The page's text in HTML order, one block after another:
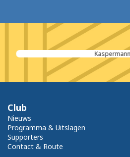
Kaspermann
Club
Nieuws
Programma & Uitslagen
Supporters
Contact & Route